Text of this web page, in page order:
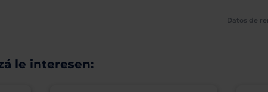
Datos de
le interesen: